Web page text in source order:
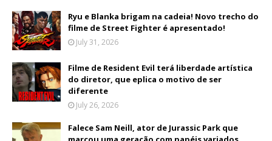
Ryu e Blanka brigam na cadeia! Novo trecho do
filme de Street Fighter é apresentado!
July 31, 2026
Filme de Resident Evil terá liberdade artística
do diretor, que eplica o motivo de ser
diferente
July 26, 2026
Falece Sam Neill, ator de Jurassic Park que